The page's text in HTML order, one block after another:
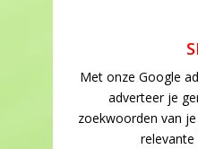
Met onze Google
adverteer je
zoekwoorden van
relevante